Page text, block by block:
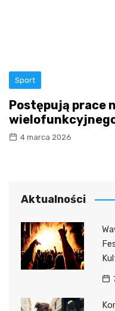
Sport
Postępują prace
4 marca 2026
Aktualności